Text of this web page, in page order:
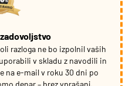
razloga ne bo izpolnil vaših
v skladu z navodili in
na e-mail v roku 30 dni po